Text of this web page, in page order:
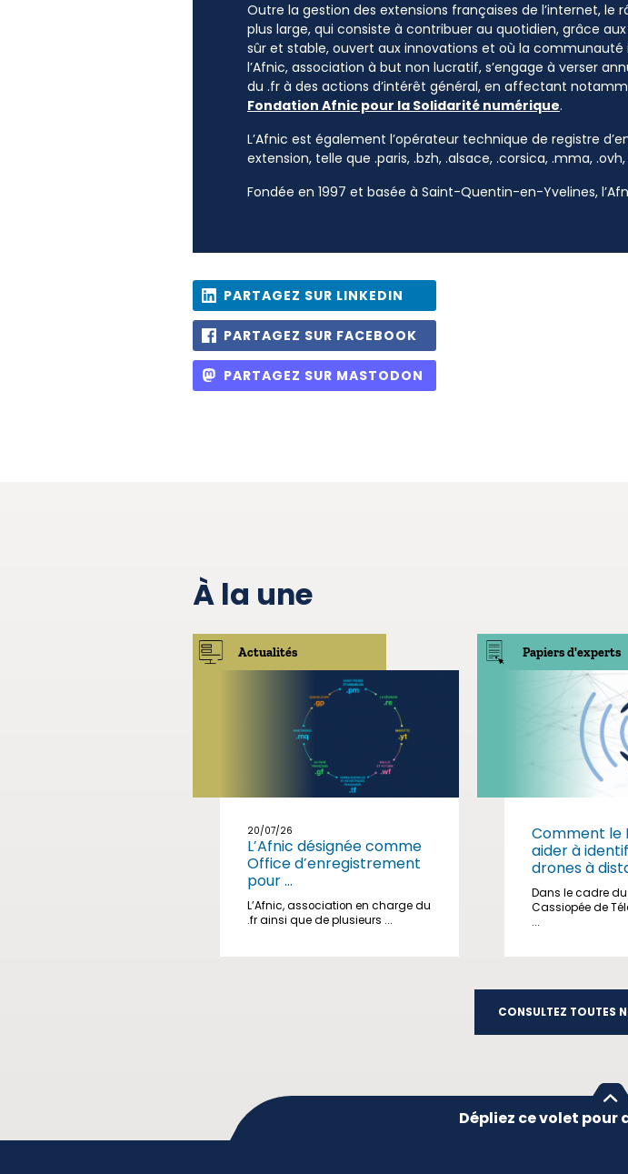
Outre la gestion des extensions françaises de l’internet, le
plus large, qui consiste à contribuer au quotidien, grâce
sûr et stable, ouvert aux innovations et où la
l’Afnic, association à but non lucratif, s’engage à verser
du .fr à des actions d’intérêt général, en affectant
Fondation Afnic pour la Solidarité numérique.
L’Afnic est également l’opérateur technique de registre
extension, telle que .paris, .bzh, .alsace, .corsica, .mma,
Fondée en 1997 et basée à Saint-Quentin-en-Yvelines,
PARTAGEZ SUR LINKEDIN
PARTAGEZ SUR FACEBOOK
PARTAGEZ SUR MASTODON
À la une
Actualités
20/07/26
L’Afnic désignée comme
Office d’enregistrement
pour ...
L’Afnic, association en charge du
.fr ainsi que de plusieurs ...
Papiers d'experts
Comment le
aider à
drones à
Dans le cadre
Cassiopée de
...
CONSULTEZ TOUTES
Dépliez ce volet pour